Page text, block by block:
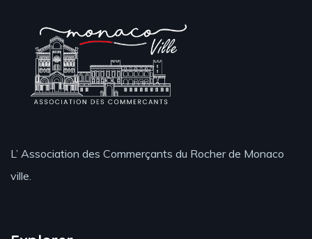
L’ Association des Commerçants du Rocher de Monaco
ville.